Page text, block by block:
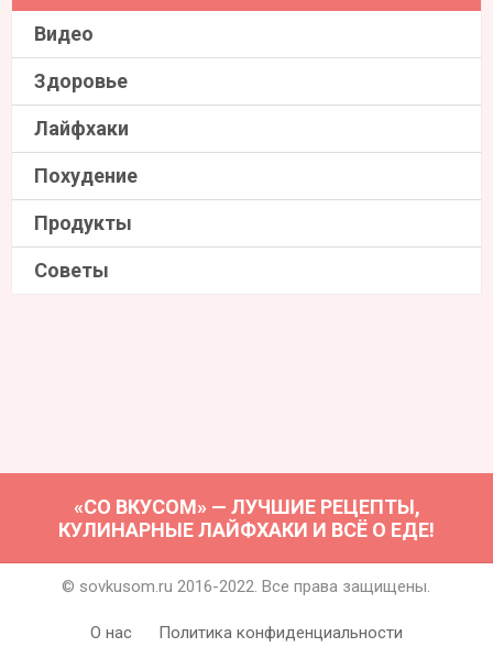
Видео
Здоровье
Лайфхаки
Похудение
Продукты
Советы
«СО ВКУСОМ» — ЛУЧШИЕ РЕЦЕПТЫ,
КУЛИНАРНЫЕ ЛАЙФХАКИ И ВСЁ О ЕДЕ!
© sovkusom.ru 2016-2022. Все права защищены.
О нас Политика конфиденциальности